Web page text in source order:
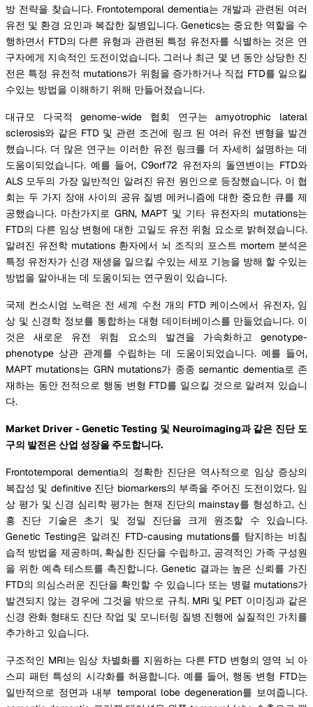
방 전략을 찾습니다. Frontotemporal dementia는 개발과 관련된 여러
유전 및 환경 요인과 복잡한 질병입니다. Genetics는 중요한 역할을 수
행하면서 FTD의 다른 유형과 관련된 특정 유전자를 식별하는 것은 연
구자에게 지속적인 도전이었습니다. 그러나 최근 몇 년 동안 상당한 진
전은 특정 유전적 mutations가 위험을 증가하거나 직접 FTD를 일으킬
수있는 방법을 이해하기 위해 만들어졌습니다.
대규모 다국적 genome-wide 협회 연구는 amyotrophic lateral
sclerosis와 같은 FTD 및 관련 조건에 링크 된 여러 유전 변형을 발견
했습니다. 더 많은 연구는 이러한 유전 링크를 더 자세히 설명하는 데
도움이되었습니다. 예를 들어, C9orf72 유전자의 돌연변이는 FTD와
ALS 모두의 가장 일반적인 알려진 유전 원인으로 등장했습니다. 이 협
회는 두 가지 장애 사이의 공유 질병 메커니즘에 대한 중요한 큐를 제
공했습니다. 마찬가지로 GRN, MAPT 및 기타 유전자의 mutations는
FTD의 다른 임상 변형에 대한 고밀도 유전 위험 요소로 밝혀졌습니다.
알려진 유전학 mutations 환자에서 뇌 조직의 포스트 mortem 분석은
특정 유전자가 신경 재생을 일으킬 수있는 세포 기능을 방해 할 수있는
방법을 알아내는 데 도움이되는 연구원이 있습니다.
국제 컨소시엄 노력은 전 세계 수천 개의 FTD 케이스에서 유전자, 임
상 및 신경학 정보를 통합하는 대형 데이터베이스를 만들었습니다. 이
것은 새로운 유전 위험 요소의 발견을 가속화하고 genotype-
phenotype 상관 관계를 수립하는 데 도움이되었습니다. 예를 들어,
MAPT mutations는 GRN mutations가 종종 semantic dementia로 존
재하는 동안 전적으로 행동 변형 FTD를 일으킬 것으로 알려져 있습니
다.
Market Driver - Genetic Testing 및 Neuroimaging과 같은 진단 도
구의 발전은 산업 성장을 주도합니다.
Frontotemporal dementia의 정확한 진단은 역사적으로 임상 증상의
복잡성 및 definitive 진단 biomarkers의 부족을 주어진 도전이었다. 임
상 평가 및 신경 심리학 평가는 현재 진단의 mainstay를 형성하고, 신
흥 진단 기술은 초기 및 정밀 진단을 크게 원조할 수 있습니다.
Genetic Testing은 알려진 FTD-causing mutations를 탐지하는 비침
습적 방법을 제공하며, 확실한 진단을 수립하고, 공격적인 가족 구성원
을 위한 예측 테스트를 촉진합니다. Genetic 결과는 높은 신뢰를 가진
FTD의 의심스러운 진단을 확인할 수 있습니다 또는 병렬 mutations가
발견되지 않는 경우에 그것을 밖으로 규칙. MRI 및 PET 이미징과 같은
신경 완화 형태도 진단 작업 및 모니터링 질병 진행에 실질적인 가치를
추가하고 있습니다.
구조적인 MRI는 임상 차별화를 지원하는 다른 FTD 변형의 영역 뇌 아
스피 패턴 특성의 시각화를 허용합니다. 예를 들어, 행동 변형 FTD는
일반적으로 정면과 내부 temporal lobe degeneration를 보여줍니다.